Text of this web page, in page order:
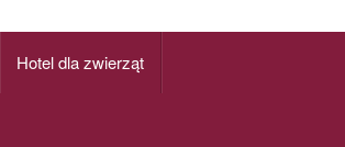
Hotel dla zwierząt